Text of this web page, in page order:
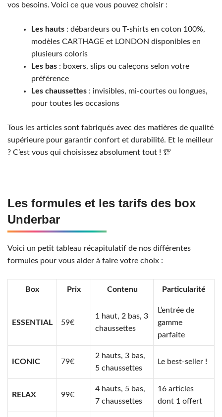
vos besoins. Voici ce que vous pouvez choisir :
Les hauts : débardeurs ou T-shirts en coton 100%,
modèles CARTHAGE et LONDON disponibles en
plusieurs coloris
Les bas : boxers, slips ou caleçons selon votre
préférence
Les chaussettes : invisibles, mi-courtes ou longues,
pour toutes les occasions
Tous les articles sont fabriqués avec des matières de qualité
supérieure pour garantir confort et durabilité. Et le meilleur
? C’est vous qui choisissez absolument tout ! 💯
Les formules et les tarifs des box
Underbar
Voici un petit tableau récapitulatif de nos différentes
formules pour vous aider à faire votre choix :
Box Prix Contenu Particularité
ESSENTIAL 59€
1 haut, 2 bas, 3
chaussettes
L’entrée de
gamme
parfaite
ICONIC 79€
2 hauts, 3 bas,
5 chaussettes
Le best-seller !
RELAX 99€
4 hauts, 5 bas,
7 chaussettes
16 articles
dont 1 offert